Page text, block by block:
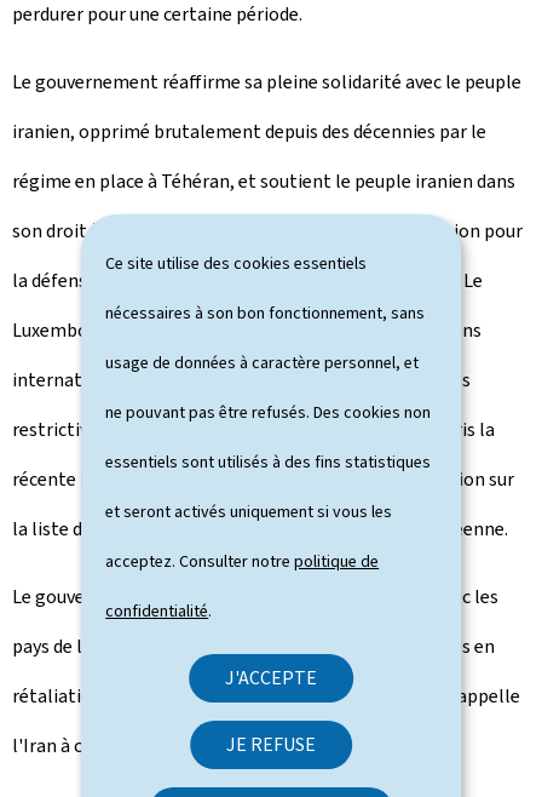
Ce site utilise des cookies essentiels
nécessaires à son bon fonctionnement, sans
usage de données à caractère personnel, et
ne pouvant pas être refusés. Des cookies non
essentiels sont utilisés à des fins statistiques
et seront activés uniquement si vous les
acceptez. Consulter notrepolitique de
confidentialité.
J'ACCEPTE
JE REFUSE
perdurer pour une certaine période.
Le gouvernement réaffirme sa pleine solidarité avec le peuple
iranien, opprimé brutalement depuis des décennies par le
régime en place à Téhéran, et soutient le peuple iranien dans
son droit à l'auto-détermination et dans sa mobilisation pour
la défense de sa liberté et de ses droits fondamentaux. Le
Luxembourg a soutenu maintes initiatives et résolutions
internationales en ce sens, ainsi que toutes les mesures
restrictives adoptées par l'Union Européenne, y compris la
récente inscription du Corps des gardiens de la révolution sur
la liste des organisations terroristes de l'Union européenne.
Le gouvernement exprime également sa solidarité avec les
pays de la région qui font face à des attaques iraniennes en
rétaliation aux frappes israéliennes et américaines et appelle
l'Iran à cesser immédiatement ces frappes.